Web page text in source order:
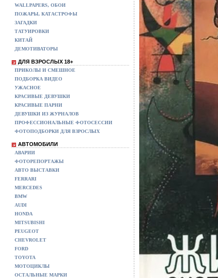
WALLPAPERS, ОБОИ
ПОЖАРЫ, КАТАСТРОФЫ
ЗАГАДКИ
ТАТУИРОВКИ
КИТАЙ
ДЕМОТИВАТОРЫ
ДЛЯ ВЗРОСЛЫХ 18+
ПРИКОЛЫ И СМЕШНОЕ
ПОДБОРКА ВИДЕО
УЖАСНОЕ
КРАСИВЫЕ ДЕВУШКИ
КРАСИВЫЕ ПАРНИ
ДЕВУШКИ ИЗ ЖУРНАЛОВ
ПРОФЕССИОНАЛЬНЫЕ ФОТОСЕССИИ
ФОТОПОДБОРКИ ДЛЯ ВЗРОСЛЫХ
АВТОМОБИЛИ
АВАРИИ
ФОТОРЕПОРТАЖЫ
АВТО ВЫСТАВКИ
FERRARI
MERCEDES
BMW
AUDI
HONDA
MITSUBISHI
PEUGEOT
CHEVROLET
FORD
TOYOTA
МОТОЦИКЛЫ
ОСТАЛЬНЫЕ МАРКИ